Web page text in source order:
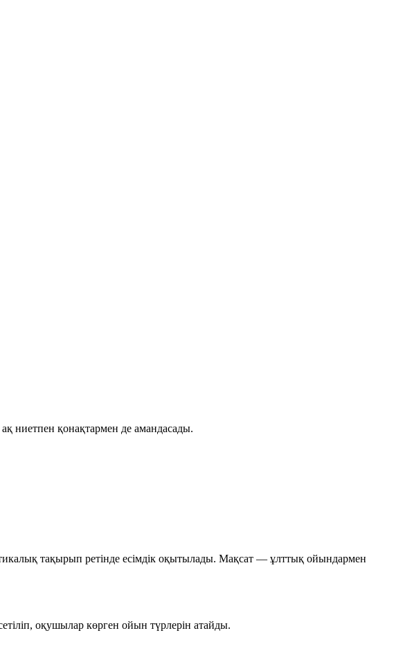
ниетпен қонақтармен де амандасады.
тақырып ретінде есімдік оқытылады. Мақсат — ұлттық ойындармен
оқушылар көрген ойын түрлерін атайды.